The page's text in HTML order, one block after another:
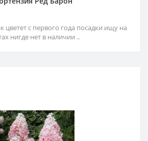
цветет с первого года посадки ищу на
нигде нет в наличии ..